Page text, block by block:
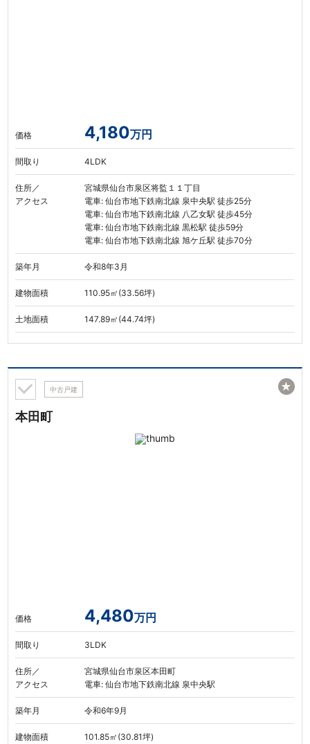
価格 4,180万円
間取り 4LDK
住所／
アクセス
宮城県仙台市泉区将監１１丁目
電車: 仙台市地下鉄南北線 泉中央駅 徒歩25分
電車: 仙台市地下鉄南北線 八乙女駅 徒歩45分
電車: 仙台市地下鉄南北線 黒松駅 徒歩59分
電車: 仙台市地下鉄南北線 旭ケ丘駅 徒歩70分
築年月 令和8年3月
建物面積 110.95㎡(33.56坪)
土地面積 147.89㎡(44.74坪)
中古戸建
本田町
価格 4,480万円
間取り 3LDK
住所／
アクセス
宮城県仙台市泉区本田町
電車: 仙台市地下鉄南北線 泉中央駅
築年月 令和6年9月
建物面積 101.85㎡(30.81坪)
★